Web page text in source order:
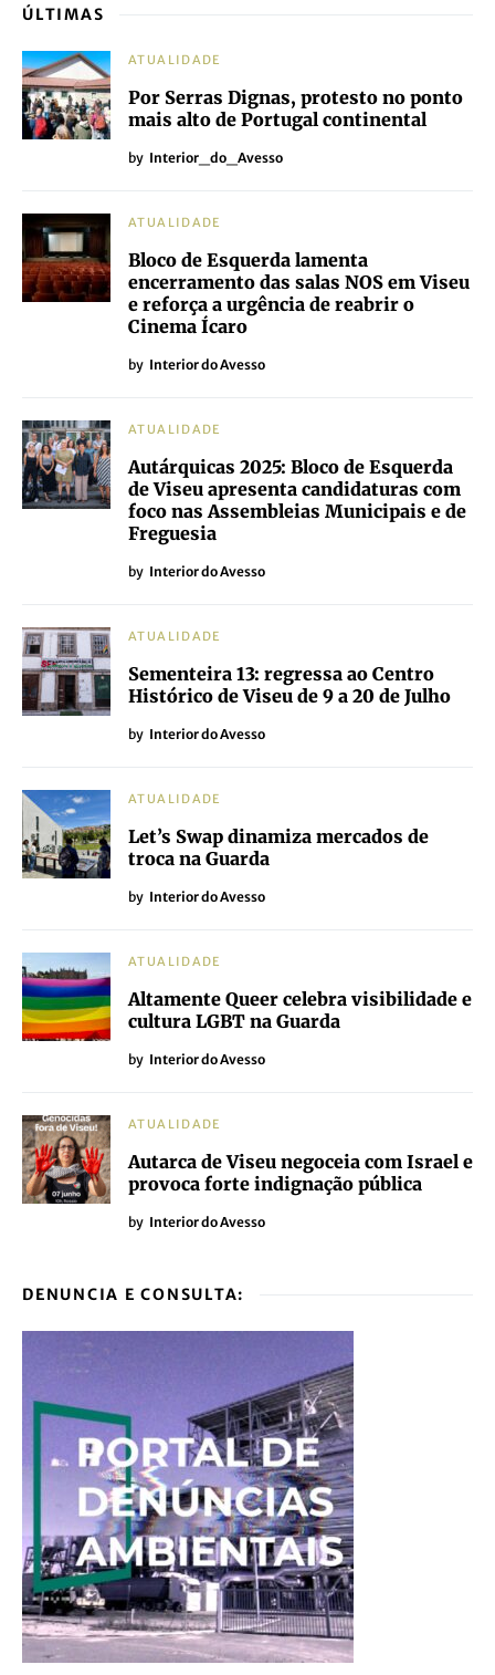
ÚLTIMAS
ATUALIDADE
Por Serras Dignas, protesto no ponto
mais alto de Portugal continental
by Interior_do_Avesso
ATUALIDADE
Bloco de Esquerda lamenta
encerramento das salas NOS em Viseu
e reforça a urgência de reabrir o
Cinema Ícaro
by Interior do Avesso
ATUALIDADE
Autárquicas 2025: Bloco de Esquerda
de Viseu apresenta candidaturas com
foco nas Assembleias Municipais e de
Freguesia
by Interior do Avesso
ATUALIDADE
Sementeira 13: regressa ao Centro
Histórico de Viseu de 9 a 20 de Julho
by Interior do Avesso
ATUALIDADE
Let’s Swap dinamiza mercados de
troca na Guarda
by Interior do Avesso
ATUALIDADE
Altamente Queer celebra visibilidade e
cultura LGBT na Guarda
by Interior do Avesso
ATUALIDADE
Autarca de Viseu negoceia com Israel e
provoca forte indignação pública
by Interior do Avesso
DENUNCIA E CONSULTA: